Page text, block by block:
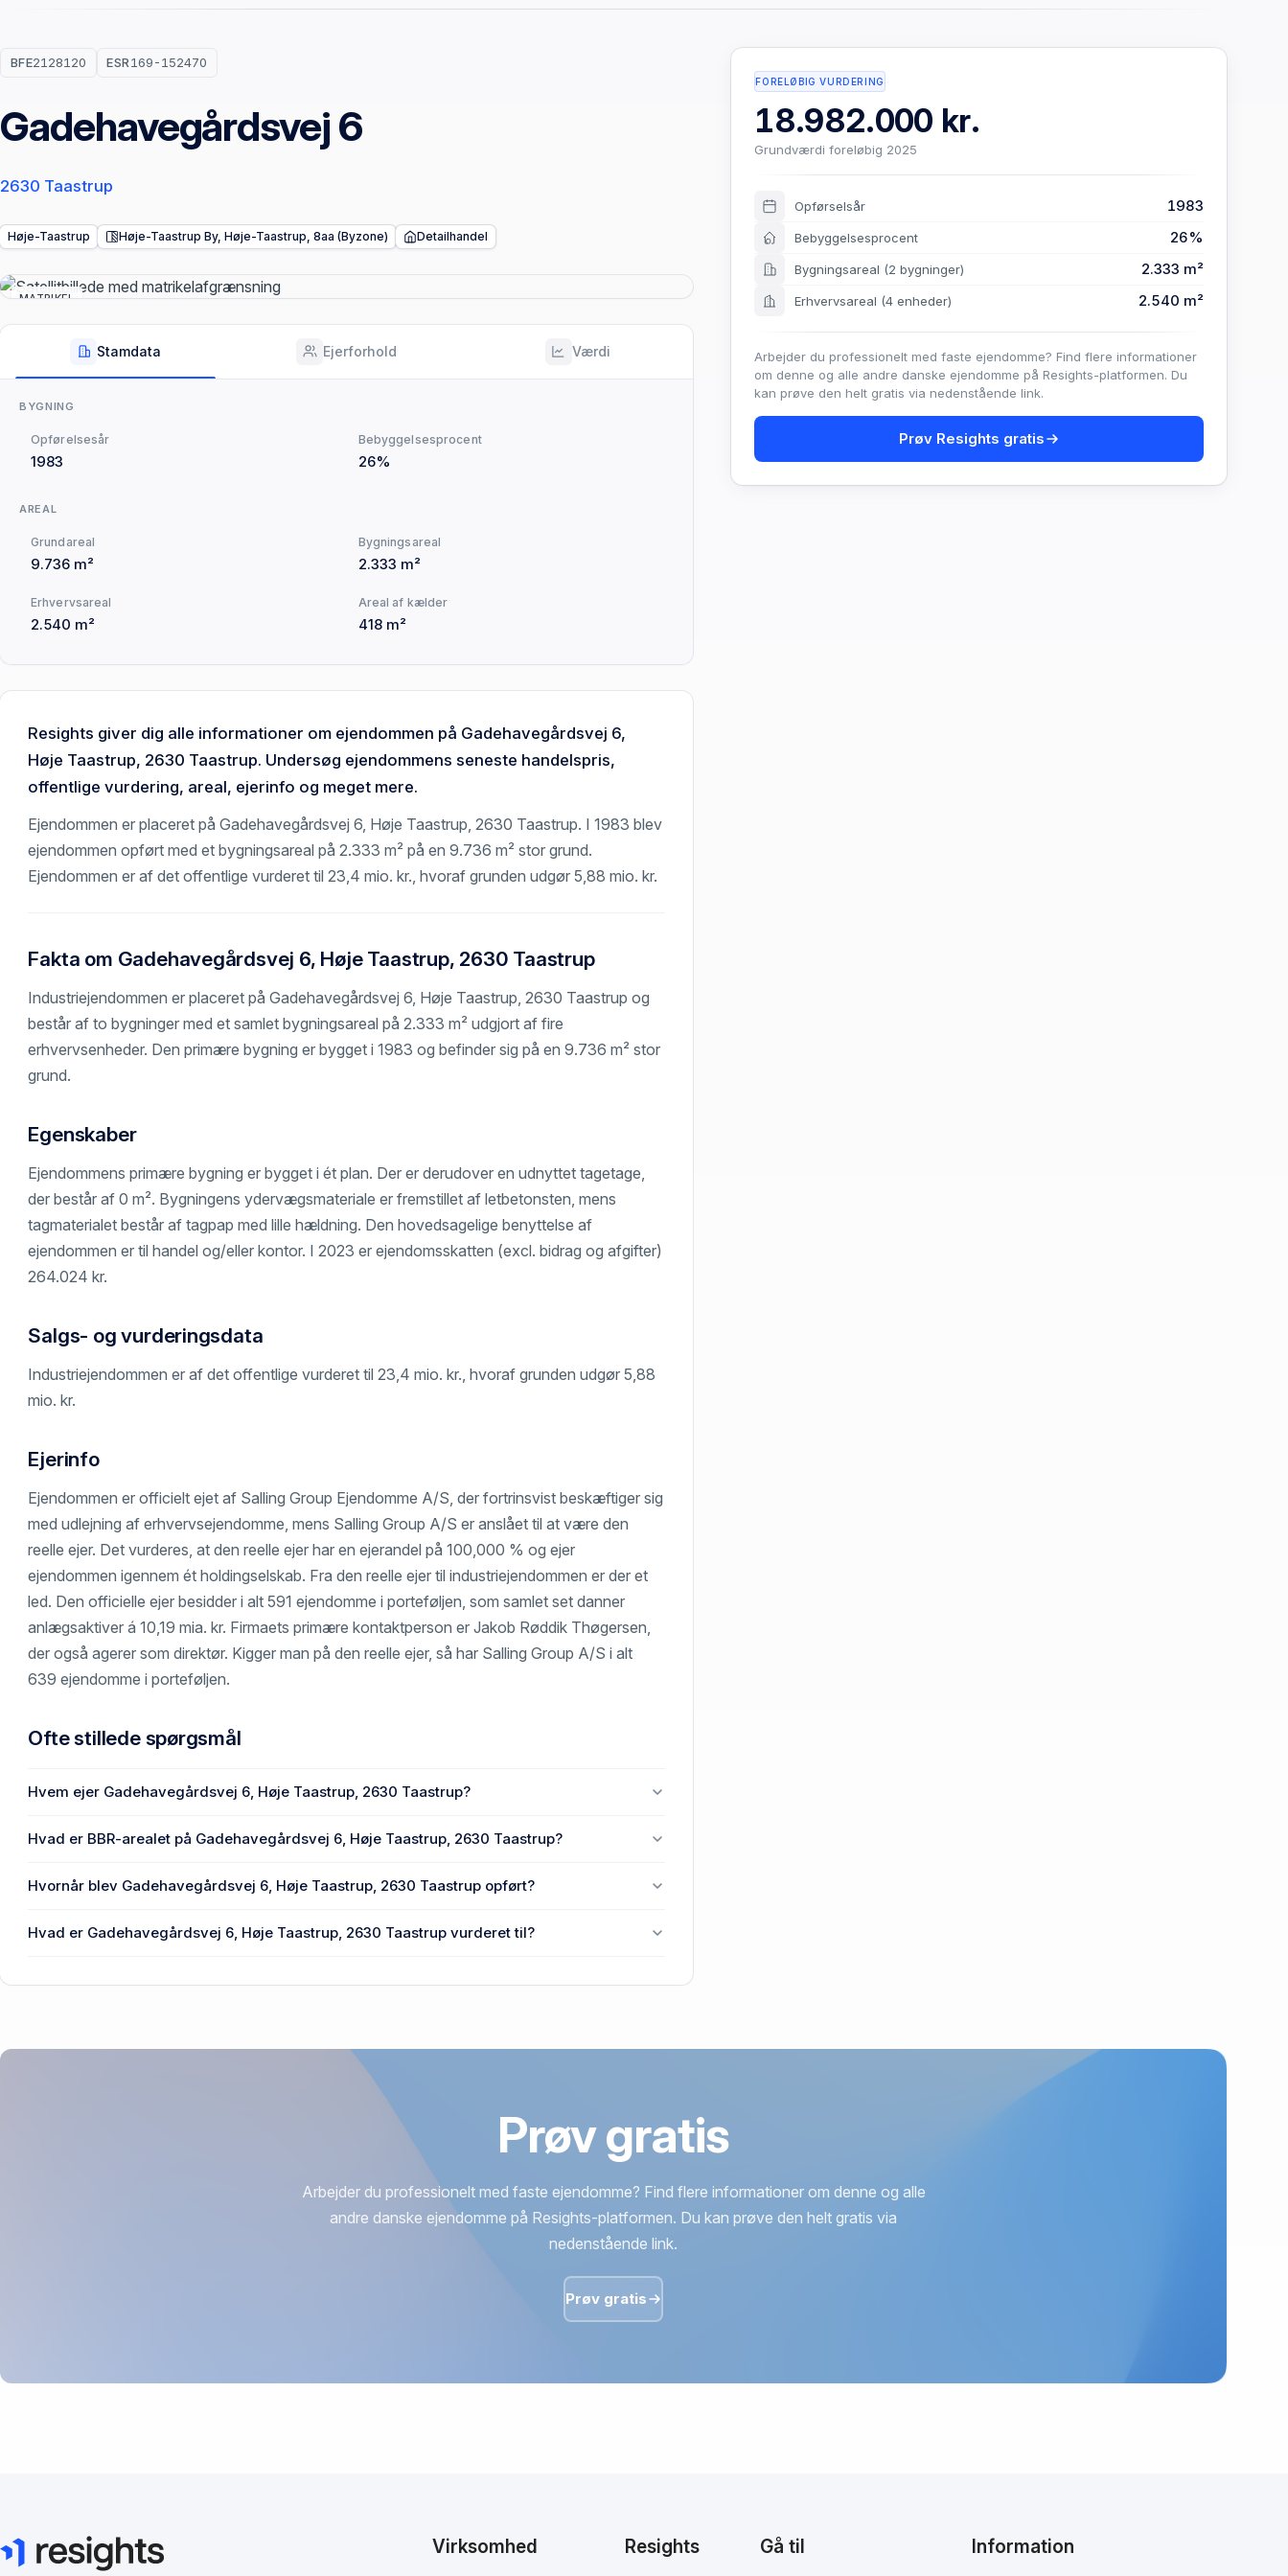
BFE2128120 ESR169-152470
Gadehavegårdsvej 6
2630 Taastrup
Høje-Taastrup Høje-Taastrup By, Høje-Taastrup, 8aa (Byzone) Detailhandel
MATRIKEL
Stamdata Ejerforhold Værdi
BYGNING
Opførelsesår
1983
Bebyggelsesprocent
26%
AREAL
Grundareal
9.736 m²
Bygningsareal
2.333 m²
Erhvervsareal
2.540 m²
Areal af kælder
418 m²
Resights giver dig alle informationer om ejendommen på Gadehavegårdsvej 6,
Høje Taastrup, 2630 Taastrup. Undersøg ejendommens seneste handelspris,
offentlige vurdering, areal, ejerinfo og meget mere.
Ejendommen er placeret på Gadehavegårdsvej 6, Høje Taastrup, 2630 Taastrup. I 1983 blev
ejendommen opført med et bygningsareal på 2.333 m² på en 9.736 m² stor grund.
Ejendommen er af det offentlige vurderet til 23,4 mio. kr., hvoraf grunden udgør 5,88 mio. kr.
Fakta om Gadehavegårdsvej 6, Høje Taastrup, 2630 Taastrup
Industriejendommen er placeret på Gadehavegårdsvej 6, Høje Taastrup, 2630 Taastrup og
består af to bygninger med et samlet bygningsareal på 2.333 m² udgjort af fire
erhvervsenheder. Den primære bygning er bygget i 1983 og befinder sig på en 9.736 m² stor
grund.
Egenskaber
Ejendommens primære bygning er bygget i ét plan. Der er derudover en udnyttet tagetage,
der består af 0 m². Bygningens ydervægsmateriale er fremstillet af letbetonsten, mens
tagmaterialet består af tagpap med lille hældning. Den hovedsagelige benyttelse af
ejendommen er til handel og/eller kontor. I 2023 er ejendomsskatten (excl. bidrag og afgifter)
264.024 kr.
Salgs- og vurderingsdata
Industriejendommen er af det offentlige vurderet til 23,4 mio. kr., hvoraf grunden udgør 5,88
mio. kr.
Ejerinfo
Ejendommen er officielt ejet af Salling Group Ejendomme A/S, der fortrinsvist beskæftiger sig
med udlejning af erhvervsejendomme, mens Salling Group A/S er anslået til at være den
reelle ejer. Det vurderes, at den reelle ejer har en ejerandel på 100,000 % og ejer
ejendommen igennem ét holdingselskab. Fra den reelle ejer til industriejendommen er der et
led. Den officielle ejer besidder i alt 591 ejendomme i porteføljen, som samlet set danner
anlægsaktiver á 10,19 mia. kr. Firmaets primære kontaktperson er Jakob Røddik Thøgersen,
der også agerer som direktør. Kigger man på den reelle ejer, så har Salling Group A/S i alt
639 ejendomme i porteføljen.
Ofte stillede spørgsmål
Hvem ejer Gadehavegårdsvej 6, Høje Taastrup, 2630 Taastrup?
Hvad er BBR-arealet på Gadehavegårdsvej 6, Høje Taastrup, 2630 Taastrup?
Hvornår blev Gadehavegårdsvej 6, Høje Taastrup, 2630 Taastrup opført?
Hvad er Gadehavegårdsvej 6, Høje Taastrup, 2630 Taastrup vurderet til?
FORELØBIG VURDERING
18.982.000 kr.
Grundværdi foreløbig 2025
Opførselsår 1983
Bebyggelsesprocent 26%
Bygningsareal (2 bygninger) 2.333 m²
Erhvervsareal (4 enheder) 2.540 m²
Arbejder du professionelt med faste ejendomme? Find flere informationer
om denne og alle andre danske ejendomme på Resights-platformen. Du
kan prøve den helt gratis via nedenstående link.
Prøv Resights gratis
Prøv gratis
Arbejder du professionelt med faste ejendomme? Find flere informationer om denne og alle
andre danske ejendomme på Resights-platformen. Du kan prøve den helt gratis via
nedenstående link.
Prøv gratis
Virksomhed Resights Gå til Information